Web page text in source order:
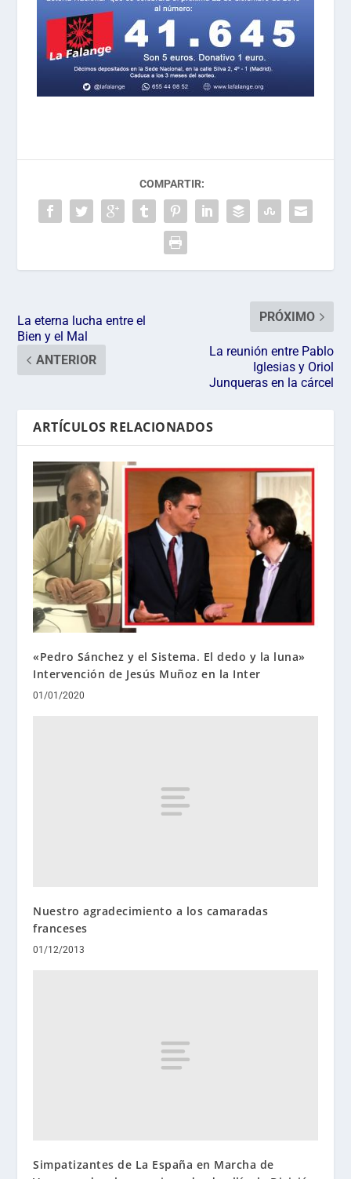
COMPARTIR:
La eterna lucha entre el
Bien y el Mal
ANTERIOR
PRÓXIMO
La reunión entre Pablo
Iglesias y Oriol
Junqueras en la cárcel
ARTÍCULOS RELACIONADOS
«Pedro Sánchez y el Sistema. El dedo y la luna»
Intervención de Jesús Muñoz en la Inter
01/01/2020
Nuestro agradecimiento a los camaradas
franceses
01/12/2013
Simpatizantes de La España en Marcha de